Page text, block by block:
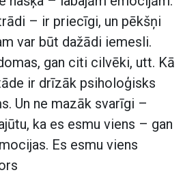
– ir priecīgi, un pēkšņi
var būt dažādi iemesli.
gan citi cilvēki, utt. Kā
ir drīzāk psiholoģisks
Un ne mazāk svarīgi –
ka es esmu viens – gan
Es esmu viens